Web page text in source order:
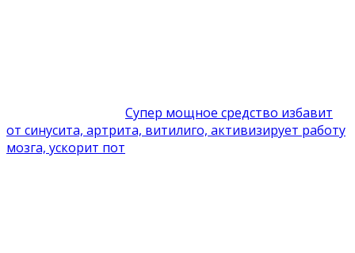
Супер мощное средство избавит
от синусита, артрита, витилиго, активизирует работу
мозга, ускорит пот